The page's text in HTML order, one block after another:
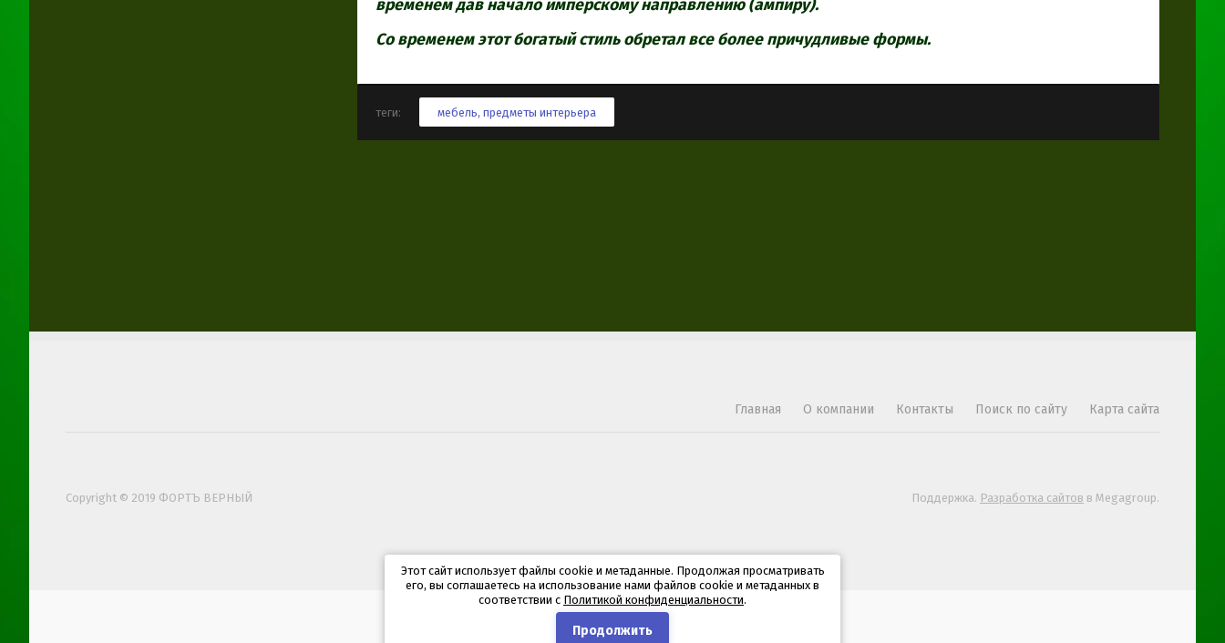
временем дав начало имперскому направлению (ампиру).
Со временем этот богатый стиль обретал все более причудливые формы.
теги: мебель, предметы интерьера
Главная О компании Контакты Поиск по сайту Карта сайта
Copyright © 2019 ФОРТЪ ВЕРНЫЙ Поддержка. Разработка сайтов в Megagroup.
Этот сайт использует файлы cookie и метаданные. Продолжая просматривать
его, вы соглашаетесь на использование нами файлов cookie и метаданных в
соответствии с Политикой конфиденциальности.
Продолжить